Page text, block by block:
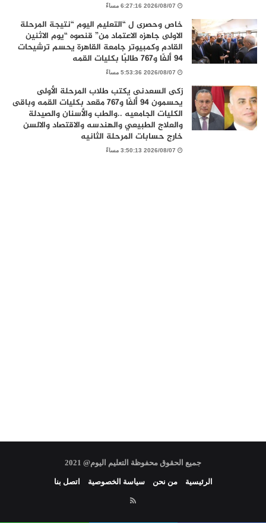
2026/08/07 6:27:16 مساءً
خاص وحصرى ل “التعليم اليوم “نتيجة المرحلة
الاولى جاهزه الاعتماد من” قنصوه “يوم الاثنين
القادم وكمبيوتر جامعة القاهرة يحسم ترشيحات
94 ألفًا و767 طالبًا بكليات القمه
2026/08/07 5:53:36 مساءً
زكى السعدنى يكتب طلاب المرحلة الأولى
يحسمون 94 ألفًا و767 مقعد بكليات القمه وباقى
الكليات الجامعيه ..والطب والأسنان والصيدلة
والعلاج الطبيعي والهندسه والاقتصاد والالسن
خارج حسابات المرحلة الثانيه
2026/08/07 3:50:13 مساءً
جميع الحقوق محفوظة التعليم اليوم@ 2021
الرئيسية من نحن سياسة الخصوصية اتصل بنا
RSS